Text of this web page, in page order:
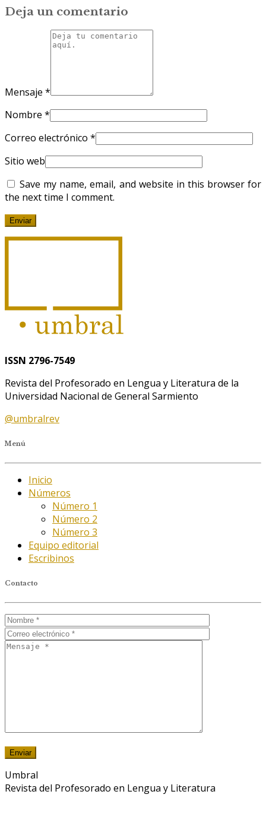
Deja un comentario
Mensaje *
Nombre *
Correo electrónico *
Sitio web
Save my name, email, and website in this browser for
the next time I comment.
ISSN 2796-7549
Revista del Profesorado en Lengua y Literatura de la
Universidad Nacional de General Sarmiento
@umbralrev
Menú
Inicio
Números
Número 1
Número 2
Número 3
Equipo editorial
Escribinos
Contacto
Umbral
Revista del Profesorado en Lengua y Literatura